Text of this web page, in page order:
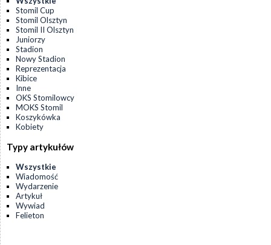
Stomil Cup
Stomil Olsztyn
Stomil II Olsztyn
Juniorzy
Stadion
Nowy Stadion
Reprezentacja
Kibice
Inne
OKS Stomilowcy
MOKS Stomil
Koszykówka
Kobiety
Typy artykułów
Wszystkie
Wiadomość
Wydarzenie
Artykuł
Wywiad
Felieton